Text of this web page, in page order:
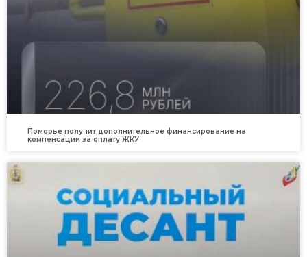
Поморье получит дополнительное финансирование на
компенсации за оплату ЖКУ